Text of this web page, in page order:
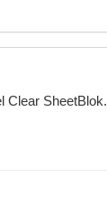
Clear SheetBlok.